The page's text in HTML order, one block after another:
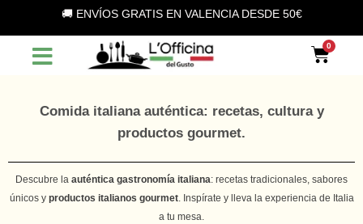
contenuto
🚚 ENVÍOS GRATIS EN VALENCIA DESDE 50€
Comida italiana auténtica: recetas, cultura y
productos gourmet.
Descubre la auténtica gastronomía italiana: recetas tradicionales, sabores
únicos yproductos italianos gourmet. Inspírate y lleva la experiencia de Italia
a tu mesa.